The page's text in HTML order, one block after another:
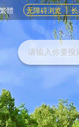
繁體 无障碍浏览